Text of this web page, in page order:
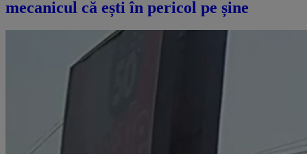
mecanicul că ești în pericol pe șine